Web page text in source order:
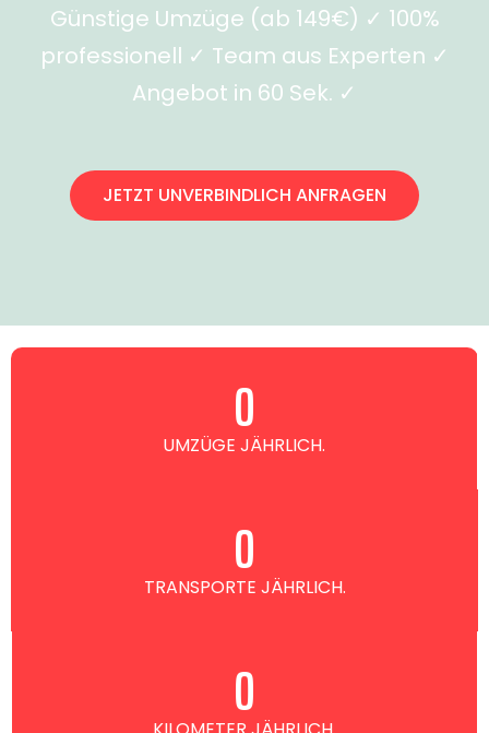
Günstige Umzüge (ab 149€) ✓ 100%
professionell ✓ Team aus Experten ✓
Angebot in 60 Sek. ✓
JETZT UNVERBINDLICH ANFRAGEN
UMZÜGE JÄHRLICH.
0
TRANSPORTE JÄHRLICH.
0
0